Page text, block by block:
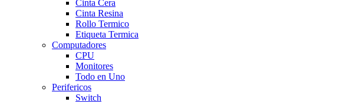
Cinta Cera
Cinta Resina
Rollo Termico
Etiqueta Termica
Computadores
CPU
Monitores
Todo en Uno
Perifericos
Switch